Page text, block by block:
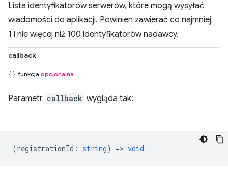
Lista identyfikatorów serwerów, które mogą wysyłać
wiadomości do aplikacji. Powinien zawierać co najmniej
1 i nie więcej niż 100 identyfikatorów nadawcy.
callback
funkcja opcjonalna
Parametr callback wygląda tak:
(registrationId : string) => void